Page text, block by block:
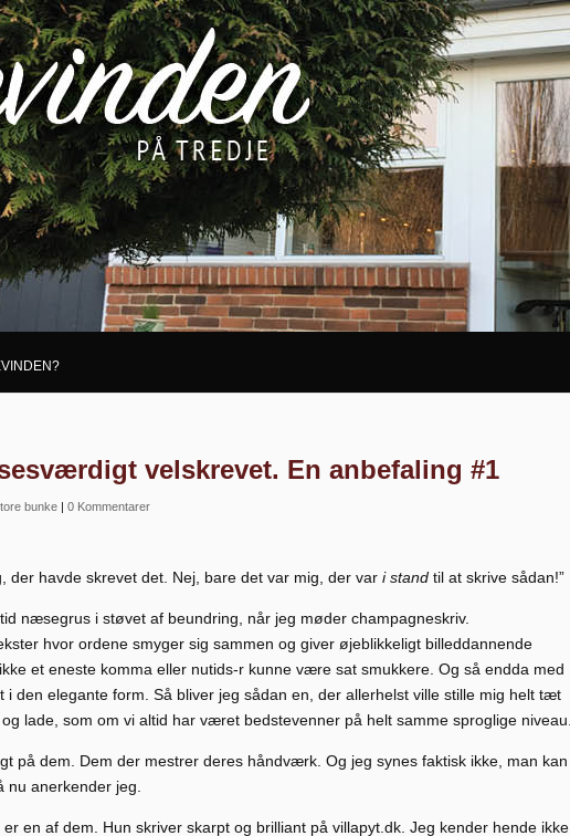
velskrevet. En anbefaling #1
bunke | 0 Kommentarer
der havde skrevet det. Nej, bare det var mig, der var i stand til at skrive sådan!”
næsegrus i støvet af beundring, når jeg møder champagneskriv.
hvor ordene smyger sig sammen og giver øjeblikkeligt billeddannende
et eneste komma eller nutids-r kunne være sat smukkere. Og så endda med
i den elegante form. Så bliver jeg sådan en, der allerhelst ville stille mig helt tæt
lade, som om vi altid har været bedstevenner på helt samme sproglige niveau.
på dem. Dem der mestrer deres håndværk. Og jeg synes faktisk ikke, man kan
nu anerkender jeg.
er en af dem. Hun skriver skarpt og brilliant på villapyt.dk. Jeg kender hende ikke